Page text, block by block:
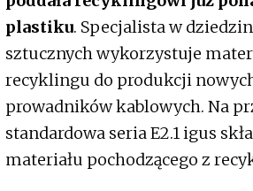
plastiku. Specjalista w
sztucznych wykorzystuje
recyklingu do produkcji
prowadników kablowych. Na
standardowa seria E2.1 igus
materiału pochodzącego z